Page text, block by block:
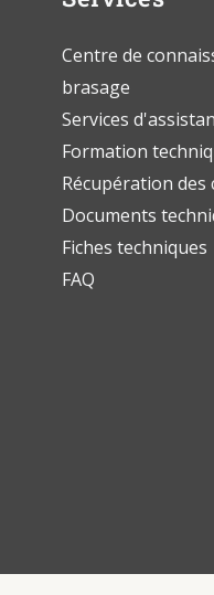
Centre de
brasage
Services
Formation
Récupération des
Documents
Fiches techniques
FAQ